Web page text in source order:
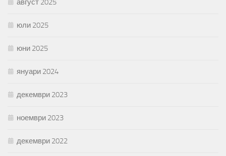
август 2025
юли 2025
юни 2025
януари 2024
декември 2023
ноември 2023
декември 2022